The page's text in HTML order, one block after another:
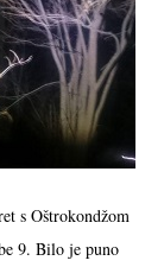
s Oštrokondžom
9. Bilo je puno